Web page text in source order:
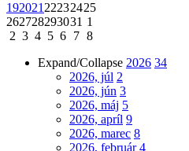
192021 22232425
262728293031 1
2 3 4 5 6 7 8
Expand/Collapse 2026 34
2026, júl 2
2026, jún 3
2026, máj 5
2026, apríl 9
2026, marec 8
2026, február 4